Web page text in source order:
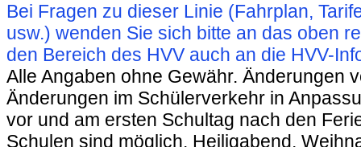
Bei Fragen zu dieser Linie (Fahrplan,
usw.) wenden Sie sich bitte an das oben
den Bereich des HVV auch an die HVV-
Alle Angaben ohne Gewähr. Änderungen
Änderungen im Schülerverkehr in
vor und am ersten Schultag nach den
Schulen sind möglich. Heiligabend,